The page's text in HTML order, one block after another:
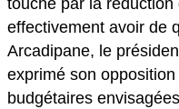
touché par la
effectivement avoir de
Arcadipane, le
exprimé son
budgétaires